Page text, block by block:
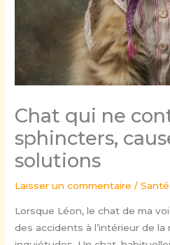
Chat qui ne
sphincters,
solutions
Laisser un commentaire /
Lorsque Léon, le chat de ma
des accidents à l’intérieur de